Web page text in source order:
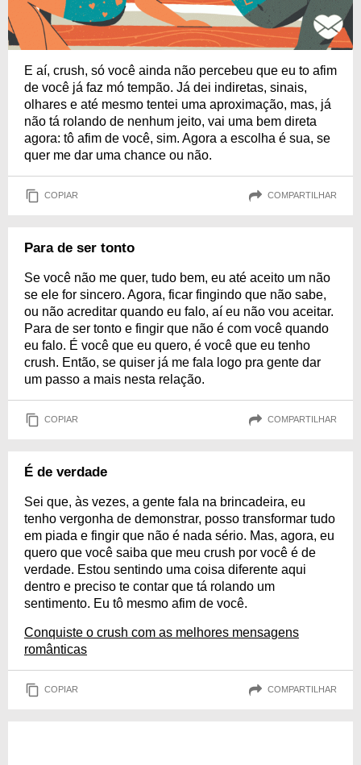
E aí, crush, só você ainda não percebeu que eu to afim
de você já faz mó tempão. Já dei indiretas, sinais,
olhares e até mesmo tentei uma aproximação, mas, já
não tá rolando de nenhum jeito, vai uma bem direta
agora: tô afim de você, sim. Agora a escolha é sua, se
quer me dar uma chance ou não.
COPIAR COMPARTILHAR
Para de ser tonto
Se você não me quer, tudo bem, eu até aceito um não
se ele for sincero. Agora, ficar fingindo que não sabe,
ou não acreditar quando eu falo, aí eu não vou aceitar.
Para de ser tonto e fingir que não é com você quando
eu falo. É você que eu quero, é você que eu tenho
crush. Então, se quiser já me fala logo pra gente dar
um passo a mais nesta relação.
COPIAR COMPARTILHAR
É de verdade
Sei que, às vezes, a gente fala na brincadeira, eu
tenho vergonha de demonstrar, posso transformar tudo
em piada e fingir que não é nada sério. Mas, agora, eu
quero que você saiba que meu crush por você é de
verdade. Estou sentindo uma coisa diferente aqui
dentro e preciso te contar que tá rolando um
sentimento. Eu tô mesmo afim de você.
Conquiste o crush com as melhores mensagens
românticas
COPIAR COMPARTILHAR